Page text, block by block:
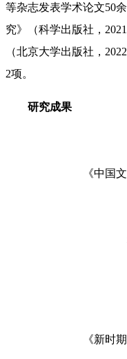
等杂志发表学术论文50
究》（科学出版社，
（北京大学出版社，
2项。
研究成果
《中国
《新时